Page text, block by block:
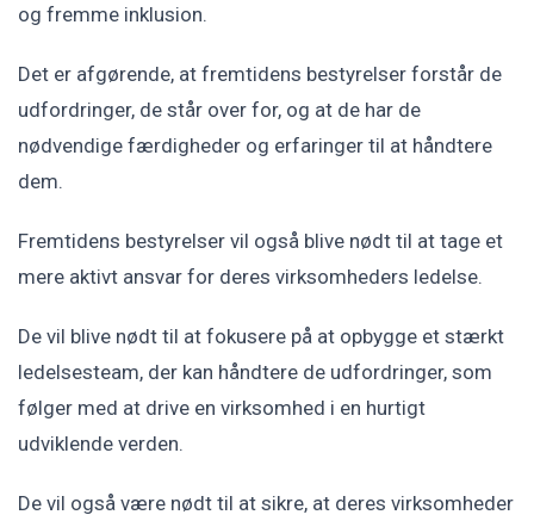
og fremme inklusion.
Det er afgørende, at fremtidens bestyrelser forstår de
udfordringer, de står over for, og at de har de
nødvendige færdigheder og erfaringer til at håndtere
dem.
Fremtidens bestyrelser vil også blive nødt til at tage et
mere aktivt ansvar for deres virksomheders ledelse.
De vil blive nødt til at fokusere på at opbygge et stærkt
ledelsesteam, der kan håndtere de udfordringer, som
følger med at drive en virksomhed i en hurtigt
udviklende verden.
De vil også være nødt til at sikre, at deres virksomheder